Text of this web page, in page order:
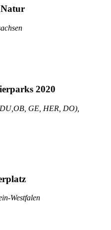
2020
GE, HER, DO),
Westfalen